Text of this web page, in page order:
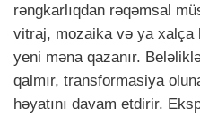
rəngkarlıqdan rəqəmsal
vitraj, mozaika və ya xalça
yeni məna qazanır.
qalmır, transformasiya
həyatını davam etdirir.